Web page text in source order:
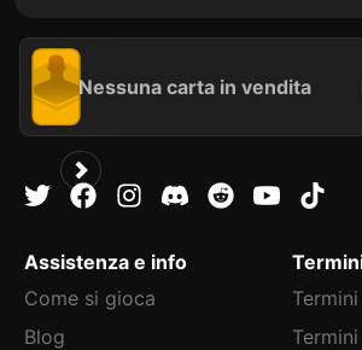
Nessuna carta in vendita
Assistenza e info
Come si gioca
Blog